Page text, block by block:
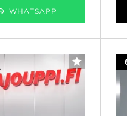
WHATSAPP
SUOSIKKI